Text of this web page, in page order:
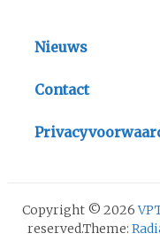
Nieuws
Contact
Copyright © 2026
reserved.Theme: